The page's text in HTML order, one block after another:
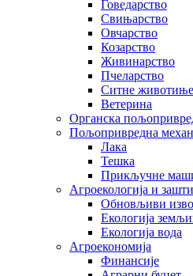
Говедарство
Свињарство
Овчарство
Козарство
Живинарство
Пчеларство
Ситне животиње
Ветерина
Органска
Пољопривредна
Лака
Тешка
Прикључне
Агроекологија и
Обновљиви
Екологија
Екологија вода
Агроекономија
Финансије